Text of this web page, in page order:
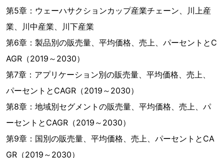
第5章：ウェーハサクションカップ産業チェーン、川上産
業、川中産業、川下産業
第6章：製品別の販売量、平均価格、売上、パーセントとC
AGR（2019～2030）
第7章：アプリケーション別の販売量、平均価格、売上、
パーセントとCAGR（2019～2030）
第8章：地域別セグメントの販売量、平均価格、売上、パ
ーセントとCAGR（2019～2030）
第9章：国別の販売量、平均価格、売上、パーセントとCA
GR（2019～2030）